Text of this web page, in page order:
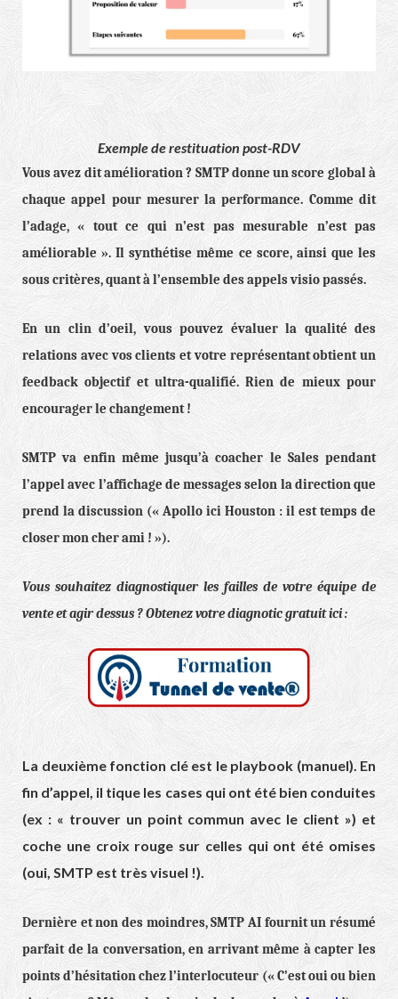
Exemple de restituation post-RDV
Vous avez dit amélioration ? SMTP donne un score global à
chaque appel pour mesurer la performance. Comme dit
l’adage, « tout ce qui n’est pas mesurable n’est pas
améliorable ». Il synthétise même ce score, ainsi que les
sous critères, quant à l’ensemble des appels visio passés.
En un clin d’oeil, vous pouvez évaluer la qualité des
relations avec vos clients et votre représentant obtient un
feedback objectif et ultra-qualifié. Rien de mieux pour
encourager le changement !
SMTP va enfin même jusqu’à coacher le Sales pendant
l’appel avec l’affichage de messages selon la direction que
prend la discussion (« Apollo ici Houston : il est temps de
closer mon cher ami ! »).
Vous souhaitez diagnostiquer les failles de votre équipe de
vente et agir dessus ? Obtenez votre diagnotic gratuit ici :
La deuxième fonction clé est le playbook (manuel). En
fin d’appel, il tique les cases qui ont été bien conduites
(ex : « trouver un point commun avec le client ») et
coche une croix rouge sur celles qui ont été omises
(oui, SMTP est très visuel !).
Dernière et non des moindres, SMTP AI fournit un résumé
parfait de la conversation, en arrivant même à capter les
points d’hésitation chez l’interlocuteur (« C’est oui ou bien